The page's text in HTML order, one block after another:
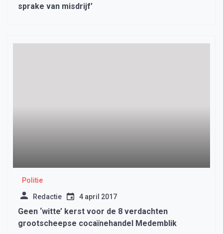
sprake van misdrijf’
Politie
Redactie 4 april 2017
Geen ‘witte’ kerst voor de 8 verdachten
grootscheepse cocaïnehandel Medemblik